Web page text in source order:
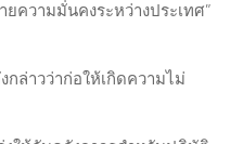
ความมั่นคงระหว่างประเทศ”
ล่าวว่าก่อให้เกิดความไม่